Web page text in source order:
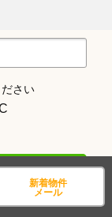
新着物件
メール
さい